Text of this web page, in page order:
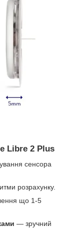
Libre 2 Plus
сенсора
розрахунку.
що 1-5
— зручний